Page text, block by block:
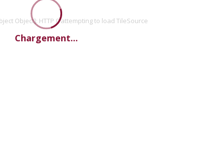
Object]: HTTP 0 attempting to load TileSource
Chargement...